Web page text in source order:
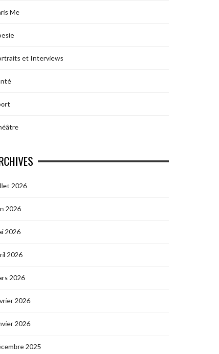
Me
et Interviews
2026
2026
2026
2026
2026
2026
2026
2025